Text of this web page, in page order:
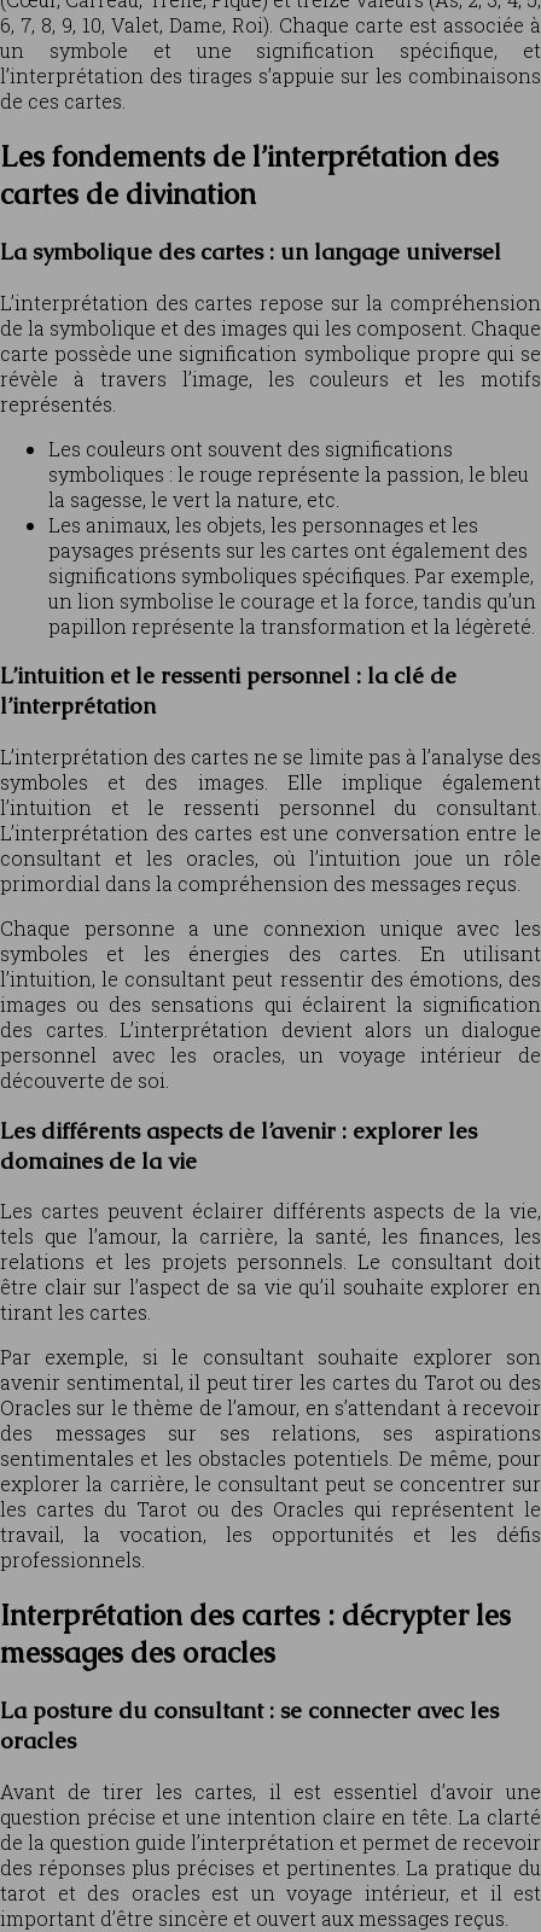
6, 7, 8, 9, 10, Valet, Dame, Roi). Chaque carte est associée à
un symbole et une signification spécifique, et
l’interprétation des tirages s’appuie sur les combinaisons
de ces cartes.
Les fondements de l’interprétation des
cartes de divination
La symbolique des cartes : un langage universel
L’interprétation des cartes repose sur la compréhension
de la symbolique et des images qui les composent. Chaque
carte possède une signification symbolique propre qui se
révèle à travers l’image, les couleurs et les motifs
représentés.
Les couleurs ont souvent des significations
symboliques : le rouge représente la passion, le bleu
la sagesse, le vert la nature, etc.
Les animaux, les objets, les personnages et les
paysages présents sur les cartes ont également des
significations symboliques spécifiques. Par exemple,
un lion symbolise le courage et la force, tandis qu’un
papillon représente la transformation et la légèreté.
L’intuition et le ressenti personnel : la clé de
l’interprétation
L’interprétation des cartes ne se limite pas à l’analyse des
symboles et des images. Elle implique également
l’intuition et le ressenti personnel du consultant.
L’interprétation des cartes est une conversation entre le
consultant et les oracles, où l’intuition joue un rôle
primordial dans la compréhension des messages reçus.
Chaque personne a une connexion unique avec les
symboles et les énergies des cartes. En utilisant
l’intuition, le consultant peut ressentir des émotions, des
images ou des sensations qui éclairent la signification
des cartes. L’interprétation devient alors un dialogue
personnel avec les oracles, un voyage intérieur de
découverte de soi.
Les différents aspects de l’avenir : explorer les
domaines de la vie
Les cartes peuvent éclairer différents aspects de la vie,
tels que l’amour, la carrière, la santé, les finances, les
relations et les projets personnels. Le consultant doit
être clair sur l’aspect de sa vie qu’il souhaite explorer en
tirant les cartes.
Par exemple, si le consultant souhaite explorer son
avenir sentimental, il peut tirer les cartes du Tarot ou des
Oracles sur le thème de l’amour, en s’attendant à recevoir
des messages sur ses relations, ses aspirations
sentimentales et les obstacles potentiels. De même, pour
explorer la carrière, le consultant peut se concentrer sur
les cartes du Tarot ou des Oracles qui représentent le
travail, la vocation, les opportunités et les défis
professionnels.
Interprétation des cartes : décrypter les
messages des oracles
La posture du consultant : se connecter avec les
oracles
Avant de tirer les cartes, il est essentiel d’avoir une
question précise et une intention claire en tête. La clarté
de la question guide l’interprétation et permet de recevoir
des réponses plus précises et pertinentes. La pratique du
tarot et des oracles est un voyage intérieur, et il est
important d’être sincère et ouvert aux messages reçus.